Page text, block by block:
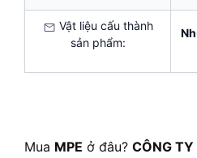
Vật liệu cấu thành
sản phẩm:
Mua MPE ở đâu? CÔNG